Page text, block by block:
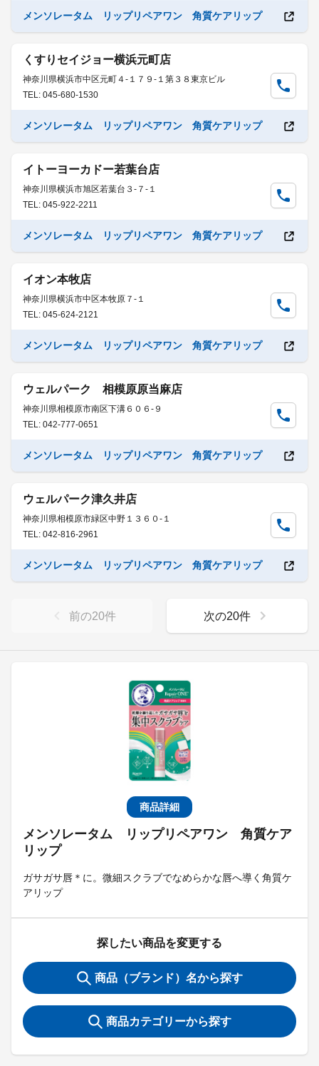
商品詳細
メンソレータム リップリペアワン 角質ケア
リップ
ガサガサ唇＊に。微細スクラブでなめらかな唇へ導く角質ケ
アリップ
探したい商品を変更する
商品（ブランド）名から探す
商品カテゴリーから探す
メンソレータム リップリペアワン 角質ケアリップ
くすりセイジョー横浜元町店
神奈川県横浜市中区元町４-１７９-１第３８東京ビル
TEL: 045-680-1530
メンソレータム リップリペアワン 角質ケアリップ
イトーヨーカドー若葉台店
神奈川県横浜市旭区若葉台３-７-１
TEL: 045-922-2211
メンソレータム リップリペアワン 角質ケアリップ
イオン本牧店
神奈川県横浜市中区本牧原７-１
TEL: 045-624-2121
メンソレータム リップリペアワン 角質ケアリップ
ウェルパーク 相模原原当麻店
神奈川県相模原市南区下溝６０６-９
TEL: 042-777-0651
メンソレータム リップリペアワン 角質ケアリップ
ウェルパーク津久井店
神奈川県相模原市緑区中野１３６０-１
TEL: 042-816-2961
メンソレータム リップリペアワン 角質ケアリップ
前の20件 次の20件